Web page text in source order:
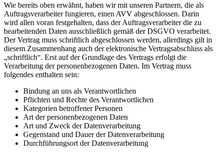
Wie bereits oben erwähnt, haben wir mit unseren Partnern, die als
Auftragsverarbeiter fungieren, einen AVV abgeschlossen. Darin
wird allen voran festgehalten, dass der Auftragsverarbeiter die zu
bearbeitenden Daten ausschließlich gemäß der DSGVO verarbeitet.
Der Vertrag muss schriftlich abgeschlossen werden, allerdings gilt in
diesem Zusammenhang auch der elektronische Vertragsabschluss als
„schriftlich“. Erst auf der Grundlage des Vertrags erfolgt die
Verarbeitung der personenbezogenen Daten. Im Vertrag muss
folgendes enthalten sein:
Bindung an uns als Verantwortlichen
Pflichten und Rechte des Verantwortlichen
Kategorien betroffener Personen
Art der personenbezogenen Daten
Art und Zweck der Datenverarbeitung
Gegenstand und Dauer der Datenverarbeitung
Durchführungsort der Datenverarbeitung